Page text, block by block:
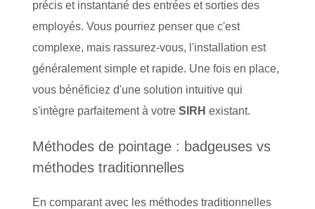
précis et instantané des entrées et sorties des
employés. Vous pourriez penser que c'est
complexe, mais rassurez-vous, l'installation est
généralement simple et rapide. Une fois en place,
vous bénéficiez d'une solution intuitive qui
s'intègre parfaitement à votre SIRH existant.
Méthodes de pointage : badgeuses vs
méthodes traditionnelles
En comparant avec les méthodes traditionnelles